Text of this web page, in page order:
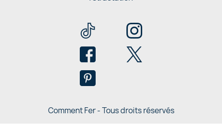
Comment Fer - Tous droits réservés